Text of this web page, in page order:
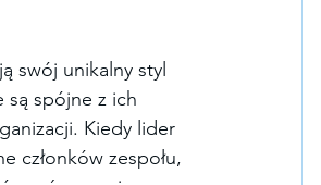
swój unikalny styl
są spójne z ich
Kiedy lider
członków zespołu,